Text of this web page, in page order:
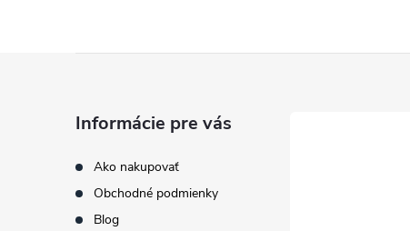
Informácie pre vás
Ako nakupovať
Obchodné podmienky
Blog